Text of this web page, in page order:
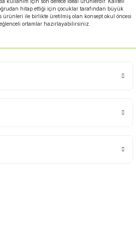
hitap ettiği için çocuklar tarafından büyük
ürünleri ile birlikte üretilmiş olan konsept okul öncesi
ortamlar hazırlayabilirsiniz.